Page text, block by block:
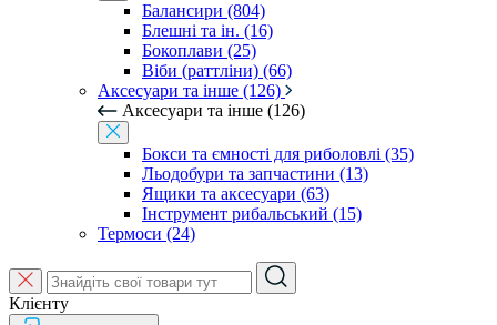
Балансири (804)
Блешні та ін. (16)
Бокоплави (25)
Віби (раттліни) (66)
Аксесуари та інше (126)
Аксесуари та інше (126)
Бокси та ємності для риболовлі (35)
Льодобури та запчастини (13)
Ящики та аксесуари (63)
Інструмент рибальський (15)
Термоси (24)
Клієнту